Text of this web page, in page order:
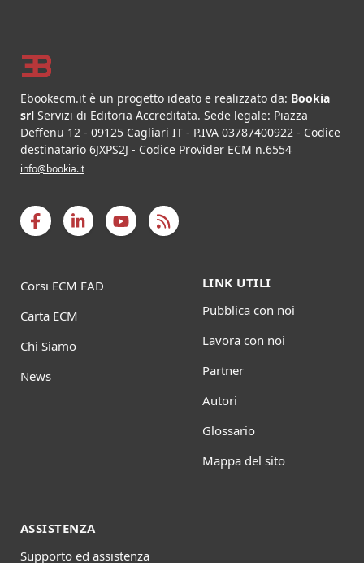
Ebookecm.it è un progetto ideato e realizzato da: Bookia
srl Servizi di Editoria Accreditata. Sede legale: Piazza
Deffenu 12 - 09125 Cagliari IT - P.IVA 03787400922 - Codice
destinatario 6JXPS2J - Codice Provider ECM n.6554
info@bookia.it
Corsi ECM FAD
Carta ECM
Chi Siamo
News
LINK UTILI
Pubblica con noi
Lavora con noi
Partner
Autori
Glossario
Mappa del sito
ASSISTENZA
Supporto ed assistenza